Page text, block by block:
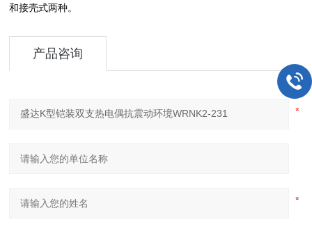
和接壳式两种。
产品咨询